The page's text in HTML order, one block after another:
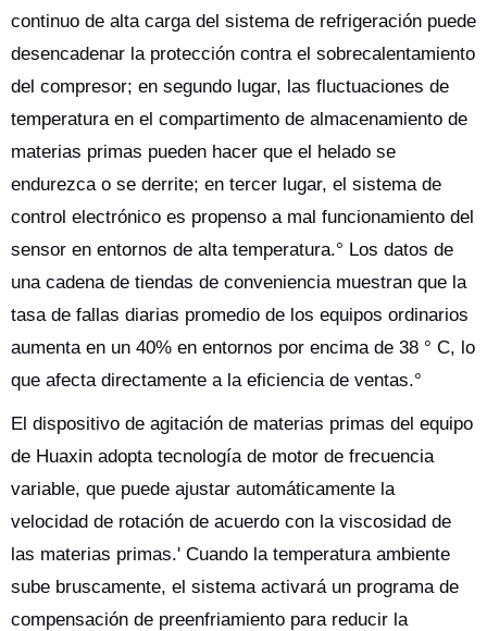
continuo de alta carga del sistema de refrigeración puede
desencadenar la protección contra el sobrecalentamiento
del compresor; en segundo lugar, las fluctuaciones de
temperatura en el compartimento de almacenamiento de
materias primas pueden hacer que el helado se
endurezca o se derrite; en tercer lugar, el sistema de
control electrónico es propenso a mal funcionamiento del
sensor en entornos de alta temperatura.° Los datos de
una cadena de tiendas de conveniencia muestran que la
tasa de fallas diarias promedio de los equipos ordinarios
aumenta en un 40% en entornos por encima de 38 ° C, lo
que afecta directamente a la eficiencia de ventas.°
El dispositivo de agitación de materias primas del equipo
de Huaxin adopta tecnología de motor de frecuencia
variable, que puede ajustar automáticamente la
velocidad de rotación de acuerdo con la viscosidad de
las materias primas.' Cuando la temperatura ambiente
sube bruscamente, el sistema activará un programa de
compensación de preenfriamiento para reducir la